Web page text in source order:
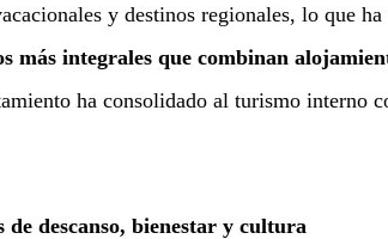
y destinos regionales, lo que
más integrales que combinan
ha consolidado al turismo interno
de descanso, bienestar y cultura